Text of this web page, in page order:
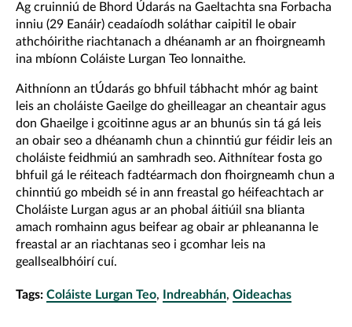
Ag cruinniú de Bhord Údarás na Gaeltachta sna Forbacha
inniu (29 Eanáir) ceadaíodh soláthar caipitil le obair
athchóirithe riachtanach a dhéanamh ar an fhoirgneamh
ina mbíonn Coláiste Lurgan Teo lonnaithe.
Aithníonn an tÚdarás go bhfuil tábhacht mhór ag baint
leis an choláiste Gaeilge do gheilleagar an cheantair agus
don Ghaeilge i gcoitinne agus ar an bhunús sin tá gá leis
an obair seo a dhéanamh chun a chinntiú gur féidir leis an
choláiste feidhmiú an samhradh seo. Aithnítear fosta go
bhfuil gá le réiteach fadtéarmach don fhoirgneamh chun a
chinntiú go mbeidh sé in ann freastal go héifeachtach ar
Choláiste Lurgan agus ar an phobal áitiúil sna blianta
amach romhainn agus beifear ag obair ar phleananna le
freastal ar an riachtanas seo i gcomhar leis na
geallsealbhóirí cuí.
Tags: Coláiste Lurgan Teo, Indreabhán, Oideachas